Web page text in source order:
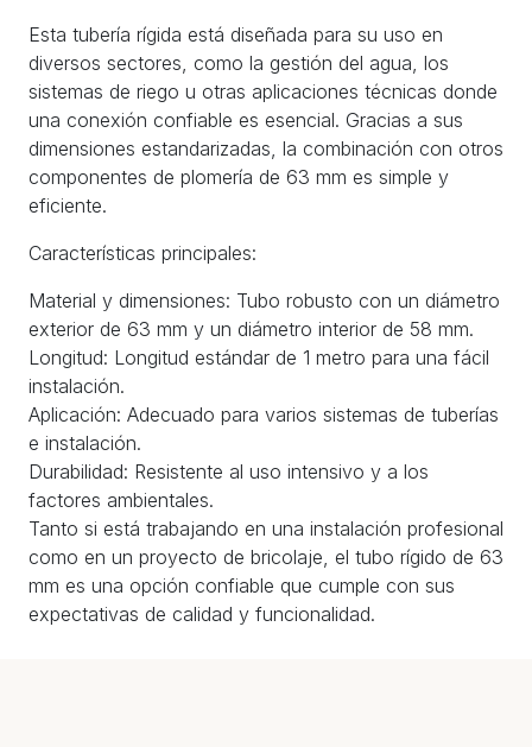
Esta tubería rígida está diseñada para su uso en
diversos sectores, como la gestión del agua, los
sistemas de riego u otras aplicaciones técnicas donde
una conexión confiable es esencial. Gracias a sus
dimensiones estandarizadas, la combinación con otros
componentes de plomería de 63 mm es simple y
eficiente.
Características principales:
Material y dimensiones: Tubo robusto con un diámetro
exterior de 63 mm y un diámetro interior de 58 mm.
Longitud: Longitud estándar de 1 metro para una fácil
instalación.
Aplicación: Adecuado para varios sistemas de tuberías
e instalación.
Durabilidad: Resistente al uso intensivo y a los
factores ambientales.
Tanto si está trabajando en una instalación profesional
como en un proyecto de bricolaje, el tubo rígido de 63
mm es una opción confiable que cumple con sus
expectativas de calidad y funcionalidad.